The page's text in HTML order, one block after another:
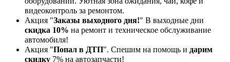
видеоконтроль за ремонтом.
Акция "Заказы выходного дня!" В выходные дни
скидка 10% на ремонт и техническое обслуживание
автомобиля!
Акция "Попал в ДТП". Спешим на помощь и дарим
скидку 7% на автозапчасти!